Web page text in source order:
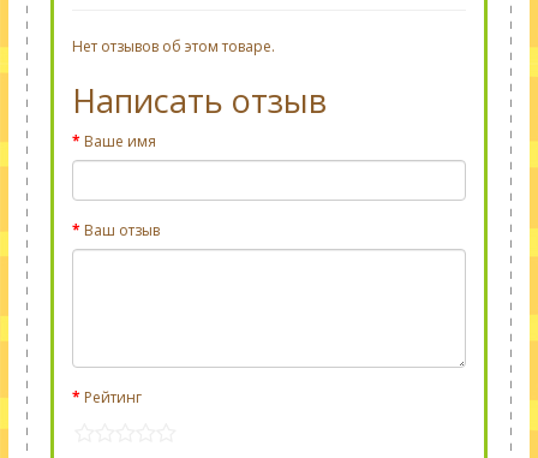
Нет отзывов об этом товаре.
Написать отзыв
Ваше имя
Ваш отзыв
Рейтинг